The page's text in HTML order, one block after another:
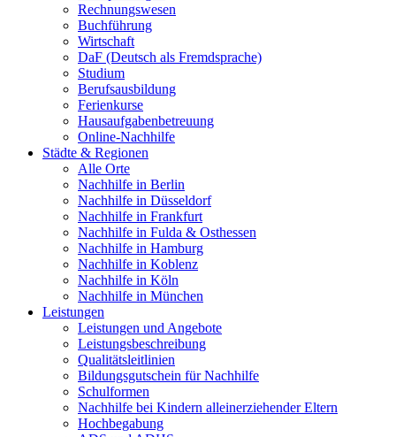
Rechnungswesen
Buchführung
Wirtschaft
DaF (Deutsch als Fremdsprache)
Studium
Berufsausbildung
Ferienkurse
Hausaufgabenbetreuung
Online-Nachhilfe
Städte & Regionen
Alle Orte
Nachhilfe in Berlin
Nachhilfe in Düsseldorf
Nachhilfe in Frankfurt
Nachhilfe in Fulda & Osthessen
Nachhilfe in Hamburg
Nachhilfe in Koblenz
Nachhilfe in Köln
Nachhilfe in München
Leistungen
Leistungen und Angebote
Leistungsbeschreibung
Qualitätsleitlinien
Bildungsgutschein für Nachhilfe
Schulformen
Nachhilfe bei Kindern alleinerziehender Eltern
Hochbegabung